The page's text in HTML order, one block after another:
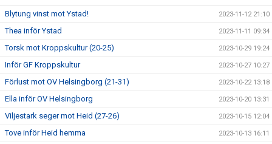
Blytung vinst mot Ystad! 2023-11-12 21:10
Thea inför Ystad 2023-11-11 09:34
Torsk mot Kroppskultur (20-25) 2023-10-29 19:24
Inför GF Kroppskultur 2023-10-27 10:27
Förlust mot OV Helsingborg (21-31) 2023-10-22 13:18
Ella inför OV Helsingborg 2023-10-20 13:31
Viljestark seger mot Heid (27-26) 2023-10-15 12:04
Tove inför Heid hemma 2023-10-13 16:11